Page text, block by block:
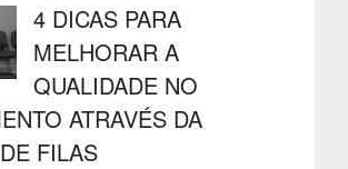
4 DICAS PARA
MELHORAR A
QUALIDADE NO
ATRAVÉS DA
FILAS